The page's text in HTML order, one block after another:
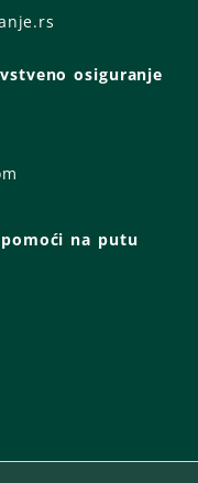
osiguranje
na putu